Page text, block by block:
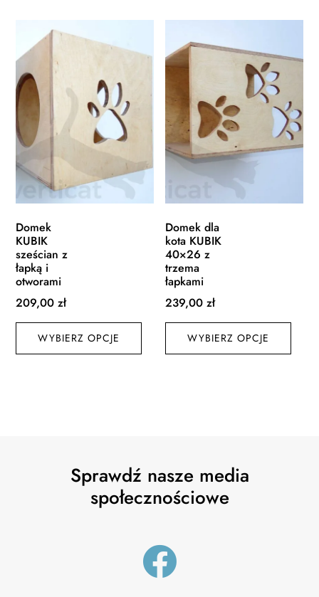
można
na
stronie
produktu
Domek
KUBIK
sześcian z
łapką i
otworami
209,00zł
WYBIERZ OPCJE
Ten
ma
na
stronie
produktu
Domek dla
kota KUBIK
40×26 z
trzema
łapkami
239,00zł
WYBIERZ OPCJE
Ten
ma
Sprawdź nasze media
społecznościowe
